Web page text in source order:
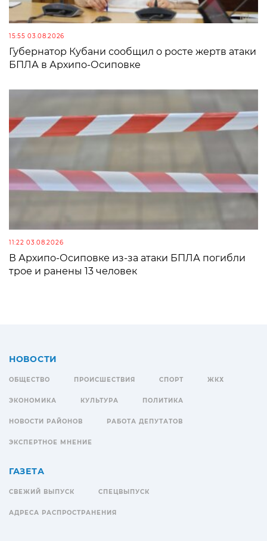
15:55 03.08.2026
Губернатор Кубани сообщил о росте жертв атаки
БПЛА в Архипо-Осиповке
11:22 03.08.2026
В Архипо-Осиповке из-за атаки БПЛА погибли
трое и ранены 13 человек
НОВОСТИ
ОБЩЕСТВО ПРОИСШЕСТВИЯ СПОРТ ЖКХ
ЭКОНОМИКА КУЛЬТУРА ПОЛИТИКА
НОВОСТИ РАЙОНОВ РАБОТА ДЕПУТАТОВ
ЭКСПЕРТНОЕ МНЕНИЕ
ГАЗЕТА
СВЕЖИЙ ВЫПУСК СПЕЦВЫПУСК
АДРЕСА РАСПРОСТРАНЕНИЯ